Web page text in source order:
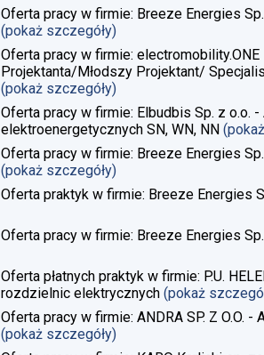
Oferta pracy w firmie: Breeze Energies
(pokaż szczegóły)
Oferta pracy w firmie:
Projektanta/Młodszy Projektant/
(pokaż szczegóły)
Oferta pracy w firmie: Elbudbis Sp. z
elektroenergetycznych SN, WN, NN
Oferta pracy w firmie: Breeze Energies
(pokaż szczegóły)
Oferta praktyk w firmie: Breeze Energies
Oferta pracy w firmie: Breeze Energies
Oferta płatnych praktyk w firmie: P.U.
rozdzielnic elektrycznych (pokaż
Oferta pracy w firmie: ANDRA SP. Z O.O.
(pokaż szczegóły)